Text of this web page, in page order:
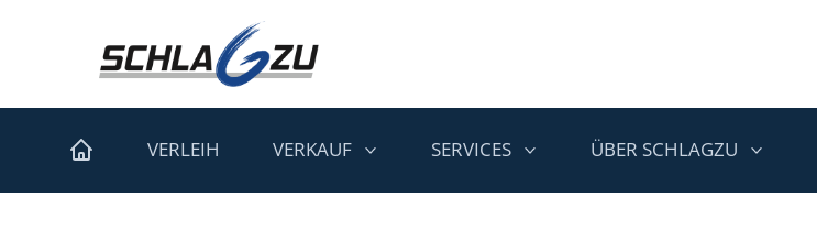
VERLEIH VERKAUF SERVICES ÜBER SCHLAGZU